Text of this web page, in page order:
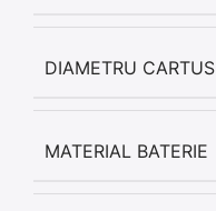
DIAMETRU CARTUS
MATERIAL BATERIE